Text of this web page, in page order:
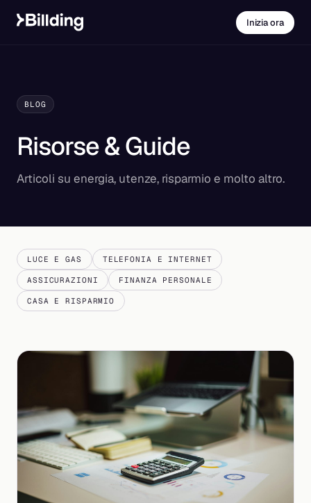
Inizia ora
BLOG
Risorse & Guide
Articoli su energia, utenze, risparmio e molto altro.
LUCE E GAS TELEFONIA E INTERNET
ASSICURAZIONI FINANZA PERSONALE
CASA E RISPARMIO